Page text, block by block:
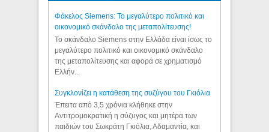
Φάκελος Siemens: Το μεγαλύτερο πολιτικό και
οικονομικό σκάνδαλο της μεταπολίτευσης!
Το σκάνδαλο Siemens στην Ελλάδα είναι ίσως το
μεγαλύτερο πολιτικό και οικονομικό σκάνδαλο
της μεταπολίτευσης και αφορά σε χρηματισμό
Ελλήν...
Συγκλονίζει η κατάθεση της συζύγου του Γκιόλια
Έπειτα από 3,5 χρόνια κλήθηκε στην
Αντιτρομοκρατική η σύζυγος και μητέρα των
παιδιών του Σωκράτη Γκιόλια, Αδαμαντία, και